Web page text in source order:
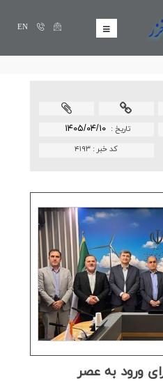
EN
تاريخ : ۱۴۰۵/۰۴/۱۰
کد خبر : ۴۱۹۳
ورود به عصر